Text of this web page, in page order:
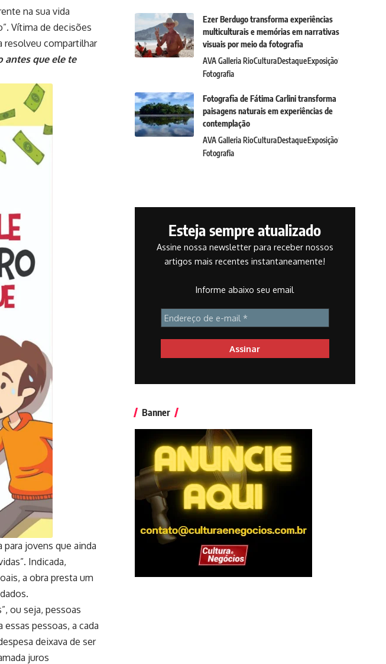
na sua vida
Vítima de decisões
resolveu compartilhar
antes que ele te
para jovens que ainda
Indicada,
a obra presta um
ou seja, pessoas
pessoas, a cada
deixava de ser
juros
Ezer Berdugo transforma experiências
multiculturais e memórias em narrativas
visuais por meio da fotografia
AVA Galleria RioCulturaDestaqueExposição
Fotografia
Fotografia de Fátima Carlini transforma
paisagens naturais em experiências de
contemplação
AVA Galleria RioCulturaDestaqueExposição
Fotografia
Esteja sempre atualizado
Assine nossa newsletter para receber nossos
artigos mais recentes instantaneamente!
Informe abaixo seu email
Banner